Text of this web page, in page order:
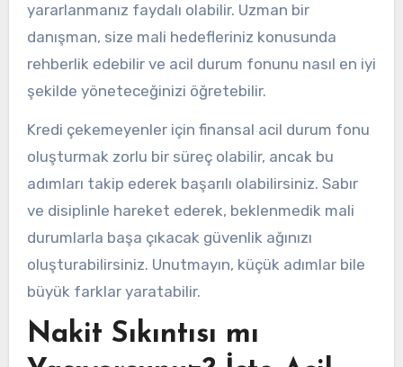
yararlanmanız faydalı olabilir. Uzman bir
danışman, size mali hedefleriniz konusunda
rehberlik edebilir ve acil durum fonunu nasıl en iyi
şekilde yöneteceğinizi öğretebilir.
Kredi çekemeyenler için finansal acil durum fonu
oluşturmak zorlu bir süreç olabilir, ancak bu
adımları takip ederek başarılı olabilirsiniz. Sabır
ve disiplinle hareket ederek, beklenmedik mali
durumlarla başa çıkacak güvenlik ağınızı
oluşturabilirsiniz. Unutmayın, küçük adımlar bile
büyük farklar yaratabilir.
Nakit Sıkıntısı mı